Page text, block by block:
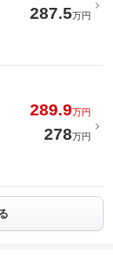
287.5万円
289.9万円
278万円